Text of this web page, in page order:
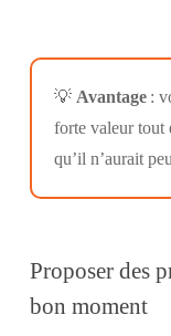
💡 Avantage :
forte valeur tout
qu’il n’aurait
Proposer des
bon moment